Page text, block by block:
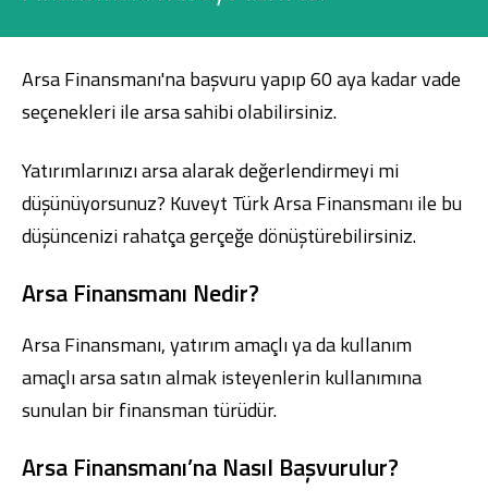
Dijital Bankacılık Hakkımızda Finans Portalı
Yatırımcı İlişkileri
Şube ve ATM’ler
İletişim
Ürün ve Hizmet Ücretleri
Ticari Kartlar
Yatırım
Arsa Finansmanı'na başvuru yapıp 60 aya kadar vade
seçenekleri ile arsa sahibi olabilirsiniz.
Yatırımlarınızı arsa alarak değerlendirmeyi mi
düşünüyorsunuz? Kuveyt Türk Arsa Finansmanı ile bu
düşüncenizi rahatça gerçeğe dönüştürebilirsiniz.
Arsa Finansmanı Nedir?
Arsa Finansmanı, yatırım amaçlı ya da kullanım
amaçlı arsa satın almak isteyenlerin kullanımına
sunulan bir finansman türüdür.
Arsa Finansmanı’na Nasıl Başvurulur?